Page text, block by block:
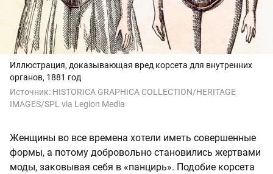
Иллюстрация, доказывающая вред корсета для внутренних
органов, 1881 год
Источник: HISTORICA GRAPHICA COLLECTION/HERITAGE
IMAGES/SPL via Legion Media
Женщины во все времена хотели иметь совершенные
формы, а потому добровольно становились жертвами
моды, заковывая себя в «панцирь». Подобие корсета